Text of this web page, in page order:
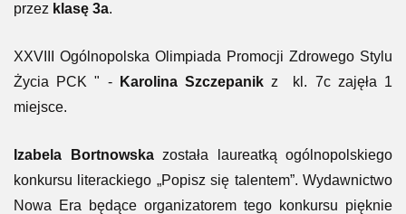
przez klasę 3a.
XXVIII Ogólnopolska Olimpiada Promocji Zdrowego Stylu
Życia PCK " -
Karolina Szczepanikz kl. 7c zajęła 1
miejsce.
Izabela Bortnowskazostała laureatką ogólnopolskiego
konkursu literackiego „Popisz się talentem”. Wydawnictwo
Nowa Era będące organizatorem tego konkursu pięknie